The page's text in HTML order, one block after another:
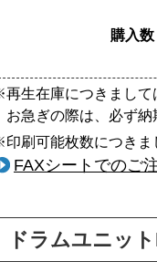
購入数
生在庫につきまして
お急ぎの際は、必ず納
刷可能枚数につきま
FAXシートでのご
ラムユニット